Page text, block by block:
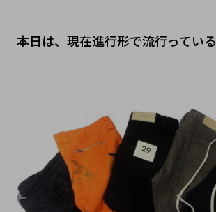
本日は、現在進行形で流行っている